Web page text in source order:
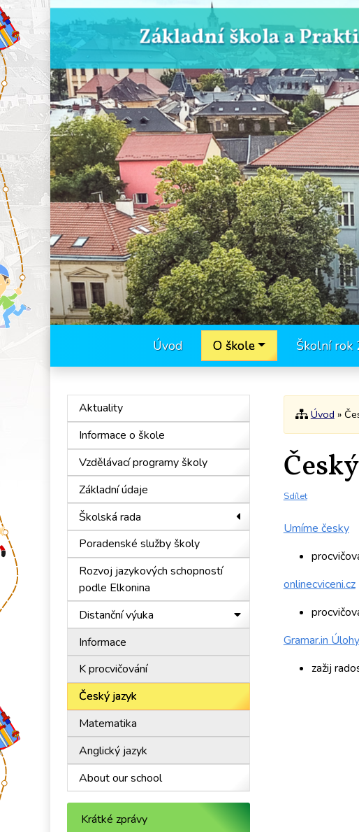
Základní škola a
Úvod O škole Školní rok
Úvod »
Sdílet
Umíme česky
onlinecviceni.cz
Gramar.in
zažij
Aktuality
Informace o škole
Vzdělávací programy školy
Základní údaje
Školská rada
Poradenské služby školy
Rozvoj jazykových schopností
podle Elkonina
Distanční výuka
Informace
K procvičování
Český jazyk
Matematika
Anglický jazyk
About our school
Krátké zprávy